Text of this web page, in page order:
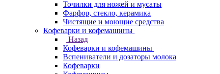
Точилки для ножей и мусаты
Фарфор, стекло, керамика
Чистящие и моющие средства
Кофеварки и кофемашины
Назад
Кофеварки и кофемашины
Вспениватели и дозаторы молока
Кофеварки